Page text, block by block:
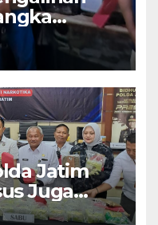
Skincare,
Jatim:
Jatim
Juga